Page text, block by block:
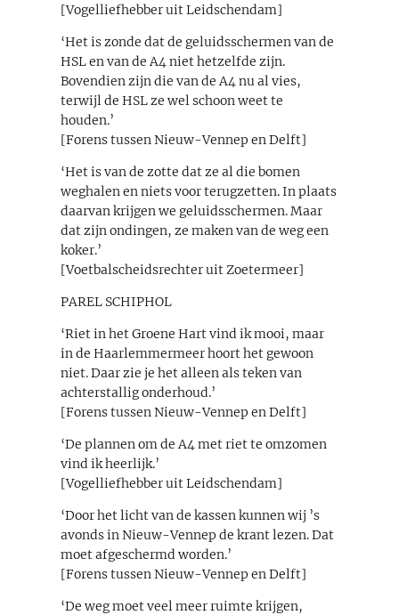
[Vogelliefhebber uit Leidschendam]
‘Het is zonde dat de geluidsschermen van de
HSL en van de A4 niet hetzelfde zijn.
Bovendien zijn die van de A4 nu al vies,
terwijl de HSL ze wel schoon weet te
houden.’
[Forens tussen Nieuw-Vennep en Delft]
‘Het is van de zotte dat ze al die bomen
weghalen en niets voor terugzetten. In plaats
daarvan krijgen we geluidsschermen. Maar
dat zijn ondingen, ze maken van de weg een
koker.’
[Voetbalscheidsrechter uit Zoetermeer]
PAREL SCHIPHOL
‘Riet in het Groene Hart vind ik mooi, maar
in de Haarlemmermeer hoort het gewoon
niet. Daar zie je het alleen als teken van
achterstallig onderhoud.’
[Forens tussen Nieuw-Vennep en Delft]
‘De plannen om de A4 met riet te omzomen
vind ik heerlijk.’
[Vogelliefhebber uit Leidschendam]
‘Door het licht van de kassen kunnen wij ’s
avonds in Nieuw-Vennep de krant lezen. Dat
moet afgeschermd worden.’
[Forens tussen Nieuw-Vennep en Delft]
‘De weg moet veel meer ruimte krijgen,